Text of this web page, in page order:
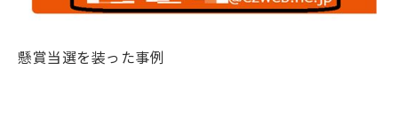
懸賞当選を装った事例